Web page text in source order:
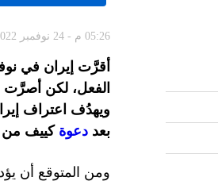
05:26 م - 24 نوفمبر 2022
أقرَّت إيران في
ويهدُف اعتراف
بعد دعوة كييف من
ومن المتوقع أن